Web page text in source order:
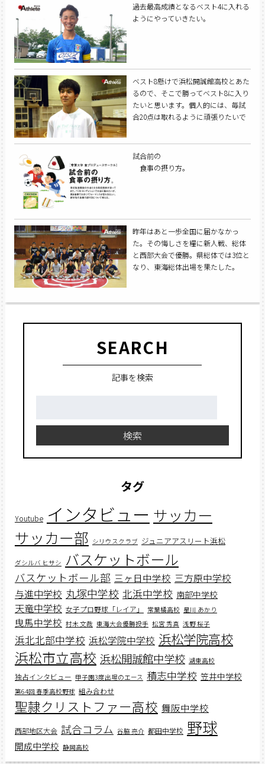
過去最高成績となるベスト4に入れる
ようにやっていきたい。
ベスト8懸けで浜松開誠館高校とあた
るので、そこで勝ってベスト8に入り
たいと思います。個人的には、毎試
合20点は取れるように頑張りたいで
試合前の
食事の摂り方。
昨年はあと一歩全国に届かなかっ
た。その悔しさを糧に新人戦、総体
と西部大会で優勝。県総体では3位と
なり、東海総体出場を果たした。
SEARCH
記事を検索
検索
タグ
Youtube インタビュー サッカー
サッカー部 シリウスクラブ ジュニアアスリート浜松
ダシルバ ヒサシ バスケットボール
バスケットボール部 三ヶ日中学校 三方原中学校
与進中学校 丸塚中学校 北浜中学校 南部中学校
天竜中学校 女子プロ野球「レイア」 常葉橘高校 星川 あかり
曳馬中学校 村木 文哉 東海大会優勝投手 松宮 秀真 浅野 桜子
浜北北部中学校 浜松学院中学校 浜松学院高校
浜松市立高校 浜松開誠館中学校 湖東高校
独占インタビュー 甲子園3度出場のエース 積志中学校 笠井中学校
第64回 春季高校野球 組み合わせ
聖隷クリストファー高校 舞阪中学校
西部地区大会 試合コラム 谷脇 亮介 都田中学校 野球
開成中学校 静岡高校